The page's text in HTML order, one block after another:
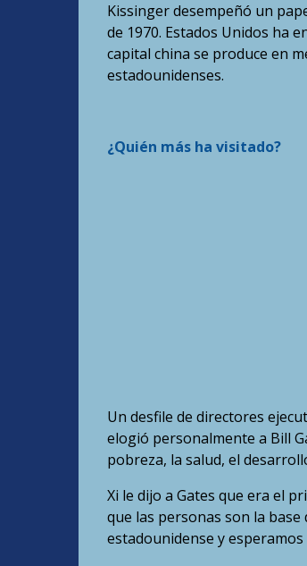
Kissinger desempeñó un
de 1970. Estados Unidos ha
capital china se produce en
estadounidenses.
¿Quién más ha visitado?
Un desfile de directores
elogió personalmente a Bill
pobreza, la salud, el
Xi le dijo a Gates que era el
que las personas son la
estadounidense y